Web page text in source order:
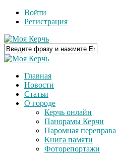
Войти
Регистрация
Главная
Новости
Статьи
О городе
Керчь онлайн
Панорамы Керчи
Паромная переправа
Книга памяти
Фоторепортажи